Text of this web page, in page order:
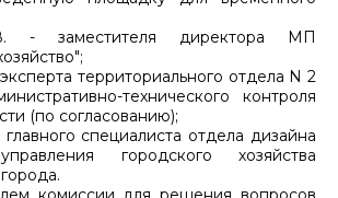
- заместителя директора МП
территориального отдела N 2
технического контроля
(по согласованию);
специалиста отдела дизайна
городского хозяйства